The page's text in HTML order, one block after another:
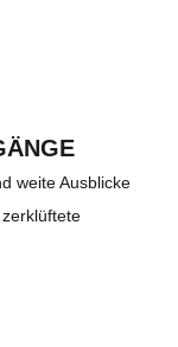
weite Ausblicke